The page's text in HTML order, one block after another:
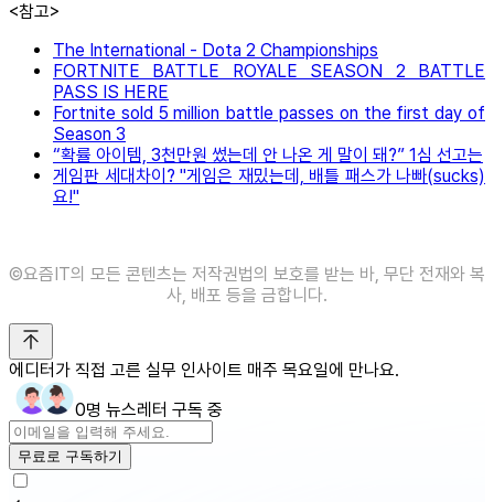
<참고>
The International - Dota 2 Championships
FORTNITE BATTLE ROYALE SEASON 2 BATTLE
PASS IS HERE
Fortnite sold 5 million battle passes on the first day of
Season 3
“확률 아이템, 3천만원 썼는데 안 나온 게 말이 돼?” 1심 선고는
게임판 세대차이? "게임은 재밌는데, 배틀 패스가 나빠(sucks)
요!"
©️요즘IT의 모든 콘텐츠는 저작권법의 보호를 받는 바, 무단 전재와 복
사, 배포 등을 금합니다.
에디터가 직접 고른 실무 인사이트 매주 목요일에 만나요.
0명 뉴스레터 구독 중
무료로 구독하기